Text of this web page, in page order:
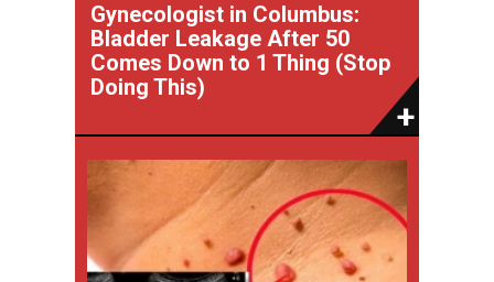
Gynecologist in Columbus:
Bladder Leakage After 50
Comes Down to 1 Thing (Stop
Doing This)